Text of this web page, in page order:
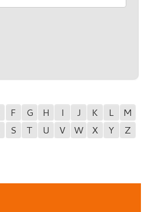
F G H I J K L
M
S T U V W X Y Z